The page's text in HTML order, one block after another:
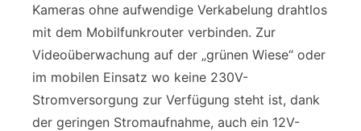
Kameras ohne aufwendige Verkabelung drahtlos
mit dem Mobilfunkrouter verbinden. Zur
Videoüberwachung auf der „grünen Wiese“ oder
im mobilen Einsatz wo keine 230V-
Stromversorgung zur Verfügung steht ist, dank
der geringen Stromaufnahme, auch ein 12V-